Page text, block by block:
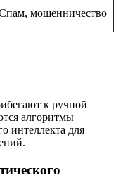
мошенничество
к ручной
алгоритмы
интеллекта для